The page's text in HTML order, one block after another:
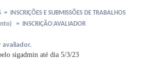
=
INSCRIÇÕES E SUBMISSÕES DE TRABALHOS
= INSCRIÇÃO AVALIADOR
avaliador.
sigadmin até dia 5/3/23